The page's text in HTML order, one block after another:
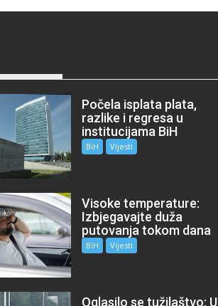
Počela isplata plata,
razlike i regresa u
institucijama BiH
BiH Vijesti
Visoke temperature:
Izbjegavajte duža
putovanja tokom dana
BiH Vijesti
Oglasilo se tužilaštvo: U